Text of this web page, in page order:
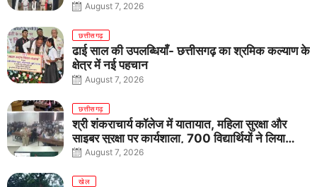
August 7, 2026
छत्तीसगढ़
ढाई साल की उपलब्धियाँ- छत्तीसगढ़ का श्रमिक कल्याण के
क्षेत्र में नई पहचान
August 7, 2026
छत्तीसगढ़
श्री शंकराचार्य कॉलेज में यातायात, महिला सुरक्षा और
साइबर सुरक्षा पर कार्यशाला, 700 विद्यार्थियों ने लिया
जागरूकता का संकल्प
August 7, 2026
खेल